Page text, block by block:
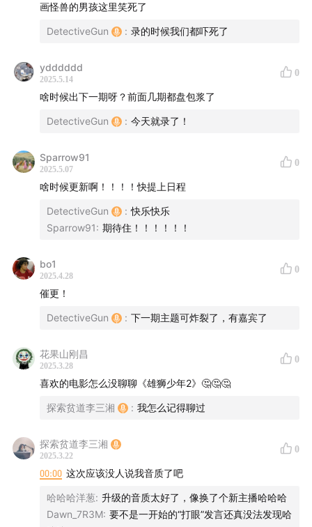
画怪兽的男孩这里笑死了
DetectiveGun : 录的时候我们都吓死了
ydddddd
2025.5.14
0
啥时候出下一期呀？前面几期都盘包浆了
DetectiveGun : 今天就录了！
Sparrow91
2025.5.07
0
啥时候更新啊！！！！快提上日程
DetectiveGun : 快乐快乐
Sparrow91: 期待住！！！！！！
bo1
2025.4.28
0
催更！
DetectiveGun : 下一期主题可炸裂了，有嘉宾了
花果山刚昌
2025.3.28
0
喜欢的电影怎么没聊聊《雄狮少年2》🤔🤔🤔
探索贫道李三湘 : 我怎么记得聊过
探索贫道李三湘
2025.3.22
0
00:00 这次应该没人说我音质了吧
哈哈哈洋葱: 升级的音质太好了，像换了个新主播哈哈哈
Dawn_7R3M: 要不是一开始的“打眼”发言还真没法发现哈